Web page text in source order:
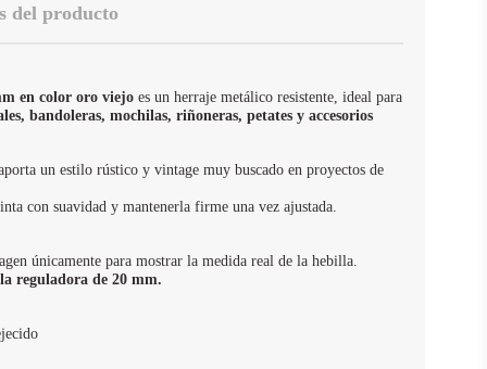
del producto
en color oro viejo es un herraje metálico resistente, ideal para
bandoleras, mochilas, riñoneras, petates y accesorios
un estilo rústico y vintage muy buscado en proyectos de
con suavidad y mantenerla firme una vez ajustada.
únicamente para mostrar la medida real de la hebilla.
reguladora de 20 mm.